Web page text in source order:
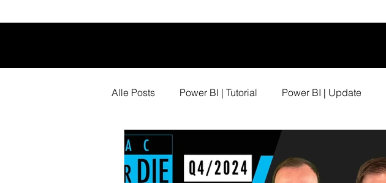
Alle Posts Power BI | Tutorial Power BI | Update